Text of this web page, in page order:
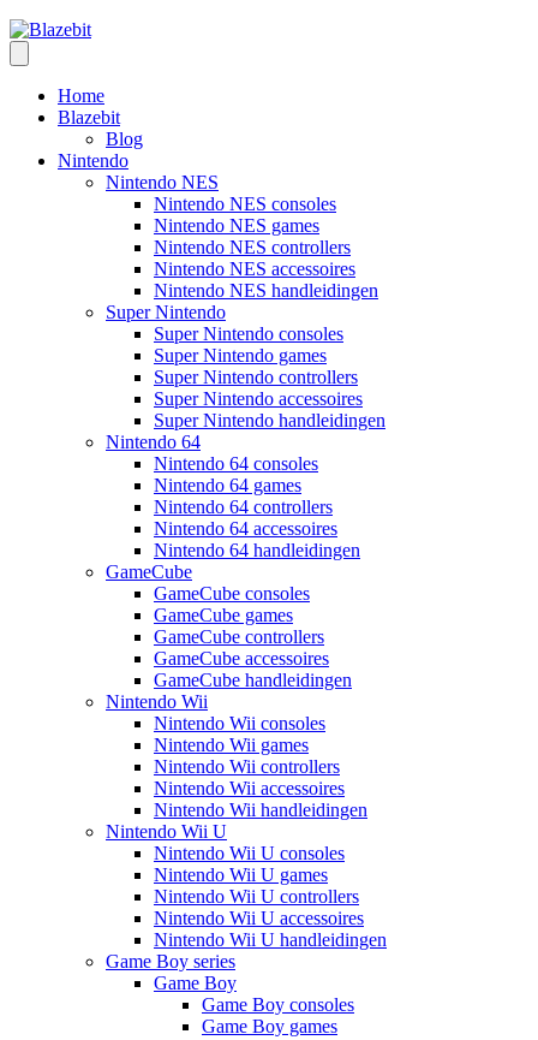
Home
Blazebit
Blog
Nintendo
Nintendo NES
Nintendo NES consoles
Nintendo NES games
Nintendo NES controllers
Nintendo NES accessoires
Nintendo NES handleidingen
Super Nintendo
Super Nintendo consoles
Super Nintendo games
Super Nintendo controllers
Super Nintendo accessoires
Super Nintendo handleidingen
Nintendo 64
Nintendo 64 consoles
Nintendo 64 games
Nintendo 64 controllers
Nintendo 64 accessoires
Nintendo 64 handleidingen
GameCube
GameCube consoles
GameCube games
GameCube controllers
GameCube accessoires
GameCube handleidingen
Nintendo Wii
Nintendo Wii consoles
Nintendo Wii games
Nintendo Wii controllers
Nintendo Wii accessoires
Nintendo Wii handleidingen
Nintendo Wii U
Nintendo Wii U consoles
Nintendo Wii U games
Nintendo Wii U controllers
Nintendo Wii U accessoires
Nintendo Wii U handleidingen
Game Boy series
Game Boy
Game Boy consoles
Game Boy games